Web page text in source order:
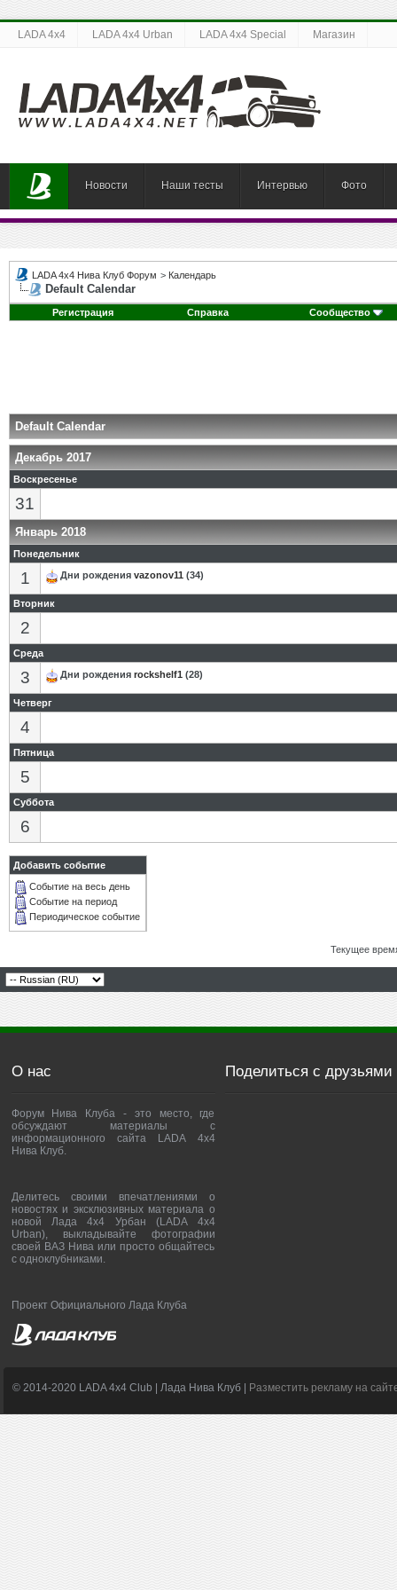
LADA 4x4 LADA 4x4 Urban LADA 4x4 Special Магазин
Новости Наши тесты Интервью Фото
LADA 4x4 Нива Клуб Форум > Календарь
Default Calendar
Регистрация Справка Сообщество
Default Calendar
Декабрь 2017
Воскресенье
31
Январь 2018
Понедельник
1 Дни рождения vazonov11 (34)
Вторник
2
Среда
3 Дни рождения rockshelf1 (28)
Четверг
4
Пятница
5
Суббота
6
Добавить событие
Событие на весь день
Событие на период
Периодическое событие
Текущее
О нас
Форум Нива Клуба - это место, где
обсуждают материалы с
информационного сайта LADA 4x4
Нива Клуб.
Делитесь своими впечатлениями о
новостях и эксклюзивных материала о
новой Лада 4х4 Урбан (LADA 4x4
Urban), выкладывайте фотографии
своей ВАЗ Нива или просто общайтесь
с одноклубниками.
Проект Официального Лада Клуба
Поделиться с друзьями
© 2014-2020 LADA 4x4 Club | Лада Нива Клуб | Разместить рекламу на